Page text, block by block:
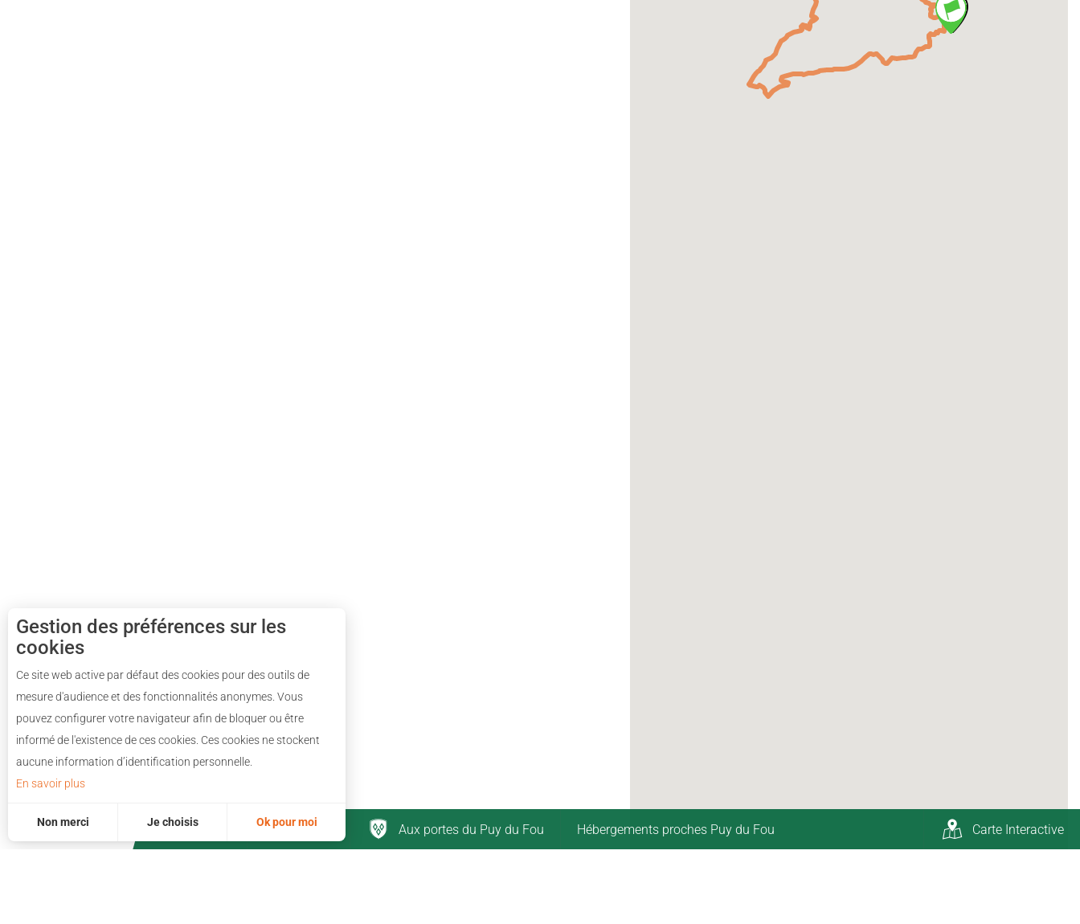
DESTINATION Famille Nature Aux portes du Puy du Fou Hébergements proches Puy du Fou Carte Interactive
Gestion des préférences sur les
cookies
Ce site web active par défaut des cookies pour des outils de
mesure d'audience et des fonctionnalités anonymes. Vous
pouvez configurer votre navigateur afin de bloquer ou être
informé de l'existence de ces cookies. Ces cookies ne stockent
aucune information d’identification personnelle.
En savoir plus
Non merci Je choisis Ok pour moi